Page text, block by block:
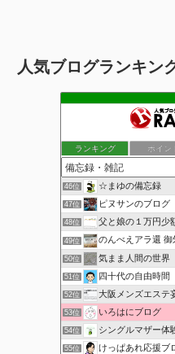
人気ブログランキン
ランキング ポイン
46位 ☆まゆの備忘録
47位 ピヌサンのブログ
48位 父と娘の１万円少
49位 のんべえアラ還 御
50位 気まま人間の世界
51位 四十代の自由時間
52位 大阪メンズエステ
53位 いろはにブログ
54位 シングルマザー体験・
55位 けっぱあれ応援ブロ